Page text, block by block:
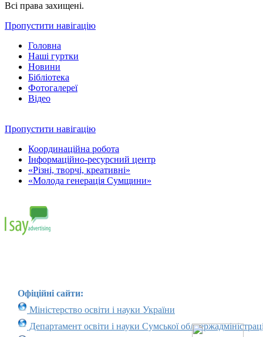
Всі права захищені.
Пропустити навігацію
Головна
Наші гуртки
Новини
Бібліотека
Фотогалереї
Відео
Пропустити навігацію
Координаційна робота
Інформаційно-ресурсний центр
«Різні, творчі, креативні»
«Молода генерація Сумщини»
Офіційні сайти:
Міністерство освіти і науки України
Департамент освіти і науки Сумської